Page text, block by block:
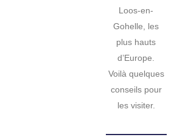
Loos-en-
Gohelle, les
plus hauts
d’Europe.
Voilà quelques
conseils pour
les visiter.
La Cité
des
Électric